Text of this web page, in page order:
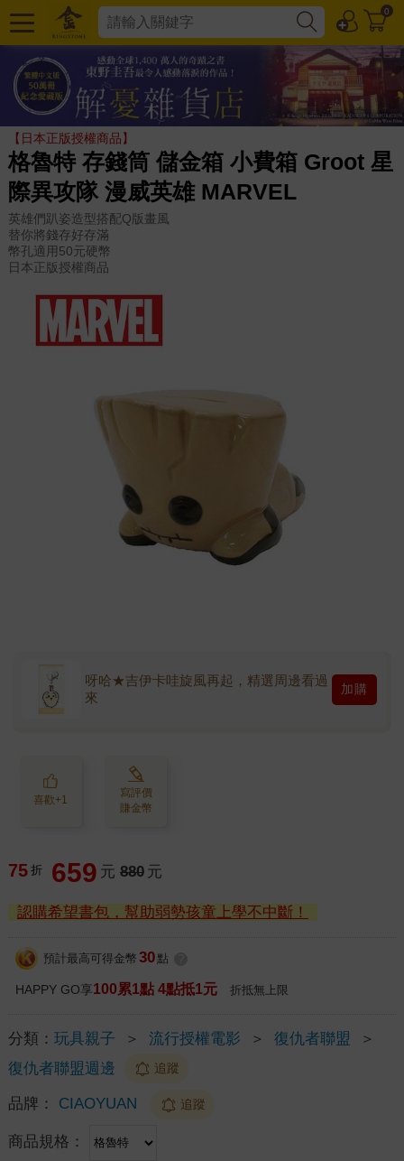
0
【日本正版授權商品】
格魯特 存錢筒 儲金箱 小費箱 Groot 星
際異攻隊 漫威英雄 MARVEL
英雄們趴姿造型搭配Q版畫風
替你將錢存好存滿
幣孔適用50元硬幣
日本正版授權商品
呀哈★吉伊卡哇旋風再起，精選周邊看過
來
加購
喜歡+1
寫評價
賺金幣
75 折 659 元 880 元
認購希望書包，幫助弱勢孩童上學不中斷！
預計最高可得金幣 30 點
HAPPY GO享100累1點 4點抵1元 折抵無上限
分類： 玩具親子 ＞ 流行授權電影 ＞ 復仇者聯盟
＞
復仇者聯盟週邊
追蹤
品牌： CIAOYUAN 追蹤
商品規格：